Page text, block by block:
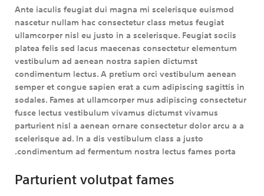
Ante iaculis feugiat dui magna mi scelerisque euismod
nascetur nullam hac consectetur class metus feugiat
ullamcorper nisl eu justo in a scelerisque. Feugiat sociis
platea felis sed lacus maecenas consectetur elementum
vestibulum ad aenean nostra sapien dictumst
condimentum lectus. A pretium orci vestibulum aenean
semper et congue sapien erat a cum adipiscing sagittis in
sodales. Fames at ullamcorper mus adipiscing consectetur
fusce lectus vestibulum vivamus dictumst vivamus
parturient nisl a aenean ornare consectetur dolor arcu a a
scelerisque ad. In a dis vestibulum class a justo
condimentum ad fermentum nostra lectus fames porta.
Parturient volutpat fames